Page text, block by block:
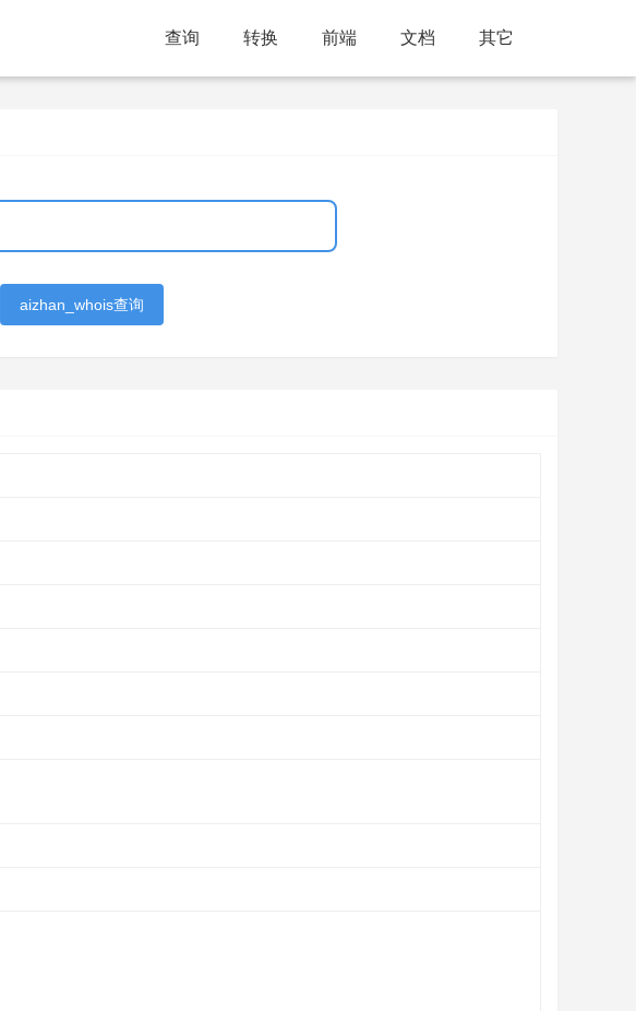
查询 转换 前端 文档 其它
aizhan_whois查询